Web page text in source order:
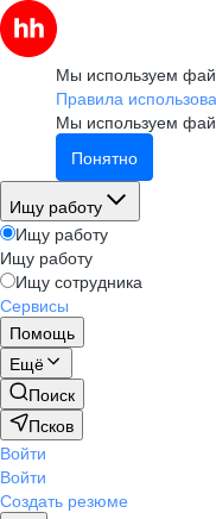
Мы используем
Правила
Мы используем
Понятно
Ищу работу
Ищу работу
Ищу работу
Ищу сотрудника
Сервисы
Помощь
Ещё
Поиск
Псков
Войти
Войти
Создать резюме